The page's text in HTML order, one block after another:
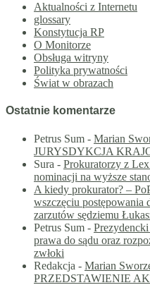
Aktualności z Internetu
glossary
Konstytucja RP
O Monitorze
Obsługa witryny
Polityka prywatności
Świat w obrazach
Ostatnie komentarze
Petrus Sum - Marian
JURYSDYKCJA
Sura - Prokuratorzy z
nominacji na wyższe
A kiedy prokurator? –
wszczęciu postępowania
zarzutów sędziemu
Petrus Sum -
prawa do sądu oraz
zwłoki
Redakcja - Marian
PRZEDSTAWIENIE